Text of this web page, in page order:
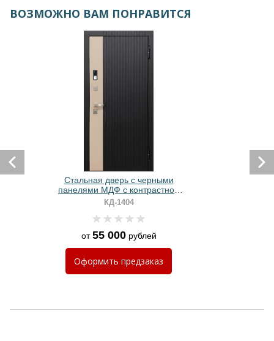
ВОЗМОЖНО ВАМ ПОНРАВИТСЯ
Стальная дверь с черными
панелями МДФ с контрастной
вставкой
КД-1404
от55 000рублей
Оформить предзаказ